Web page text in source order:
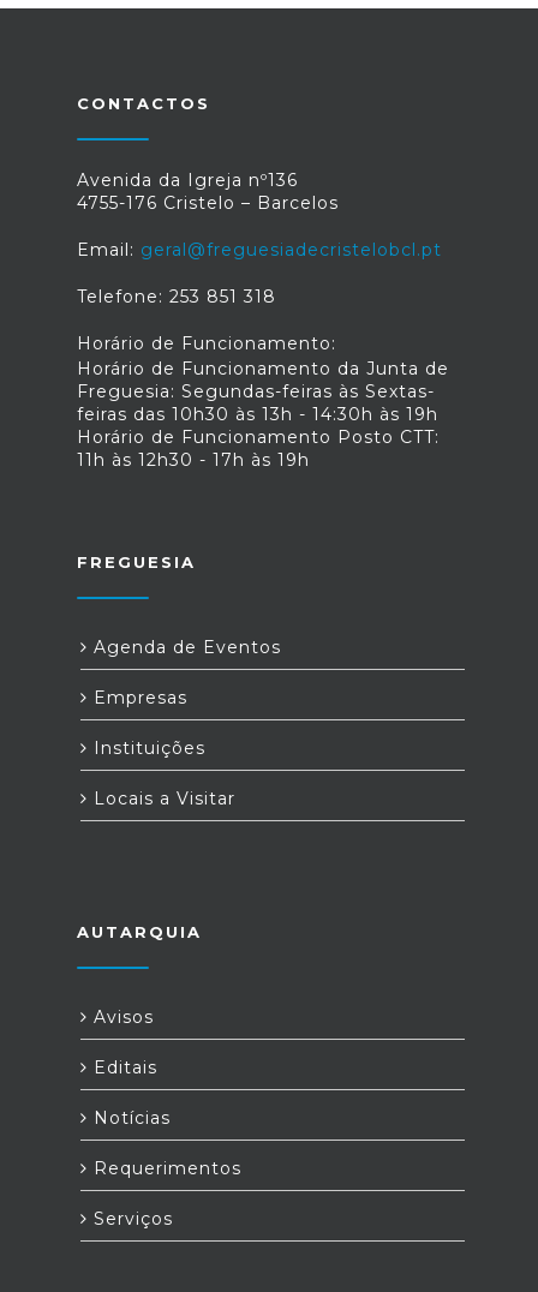
CONTACTOS
Avenida da Igreja nº136
4755-176 Cristelo – Barcelos
Email: geral@freguesiadecristelobcl.pt
Telefone: 253 851 318
Horário de Funcionamento:
Horário de Funcionamento da Junta de
Freguesia: Segundas-feiras às Sextas-
feiras das 10h30 às 13h - 14:30h às 19h
Horário de Funcionamento Posto CTT:
11h às 12h30 - 17h às 19h
FREGUESIA
Agenda de Eventos
Empresas
Instituições
Locais a Visitar
AUTARQUIA
Avisos
Editais
Notícias
Requerimentos
Serviços